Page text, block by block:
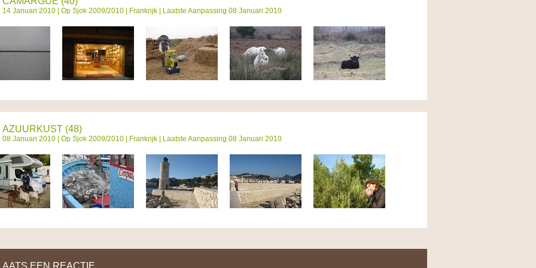
14 Januari 2010 | Op Sjok 2009/2010 | Frankrijk | Laatste Aanpassing 08 Januari 2010
AZUURKUST (48)
08 Januari 2010 | Op Sjok 2009/2010 | Frankrijk | Laatste Aanpassing 08 Januari 2010
EEN REACTIE